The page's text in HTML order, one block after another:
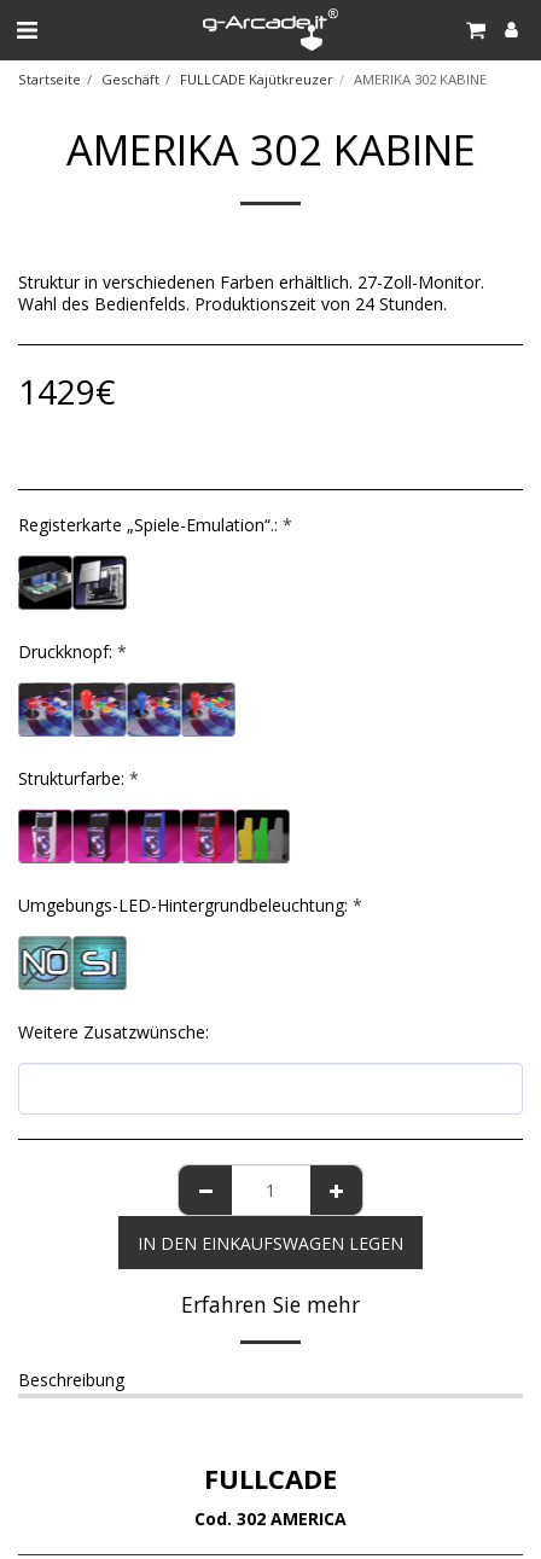
Startseite Geschäft FULLCADE Kajütkreuzer AMERIKA 302 KABINE
AMERIKA 302 KABINE
Struktur in verschiedenen Farben erhältlich. 27-Zoll-Monitor.
Wahl des Bedienfelds. Produktionszeit von 24 Stunden.
1429€
Registerkarte „Spiele-Emulation“.: *
Druckknopf: *
Strukturfarbe: *
Umgebungs-LED-Hintergrundbeleuchtung: *
Weitere Zusatzwünsche:
IN DEN EINKAUFSWAGEN LEGEN
Erfahren Sie mehr
Beschreibung
FULLCADE
Cod. 302 AMERICA